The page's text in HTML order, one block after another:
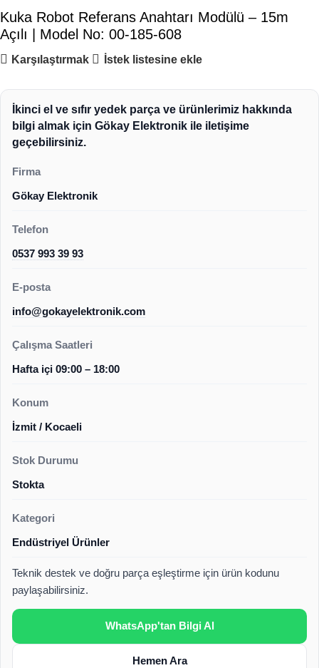
Kuka Robot Referans Anahtarı Modülü – 15m
Açılı | Model No: 00-185-608
Karşılaştırmak İstek listesine ekle
İkinci el ve sıfır yedek parça ve ürünlerimiz hakkında
bilgi almak için Gökay Elektronik ile iletişime
geçebilirsiniz.
Firma
Gökay Elektronik
Telefon
0537 993 39 93
E-posta
info@gokayelektronik.com
Çalışma Saatleri
Hafta içi 09:00 – 18:00
Konum
İzmit / Kocaeli
Stok Durumu
Stokta
Kategori
Endüstriyel Ürünler
Teknik destek ve doğru parça eşleştirme için ürün kodunu
paylaşabilirsiniz.
WhatsApp'tan Bilgi Al
Hemen Ara